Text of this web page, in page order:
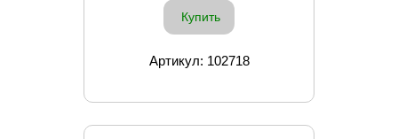
Купить
Артикул: 102718